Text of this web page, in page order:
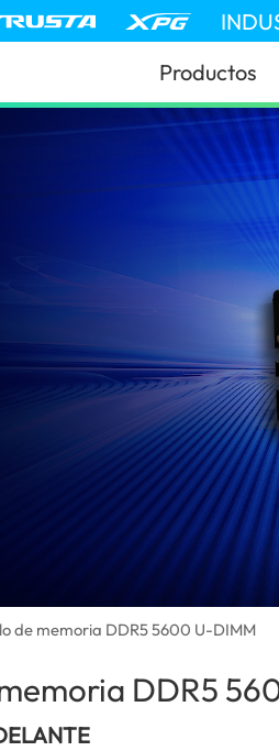
Productos
de memoria DDR5 5600 U-DIMM
DDR5